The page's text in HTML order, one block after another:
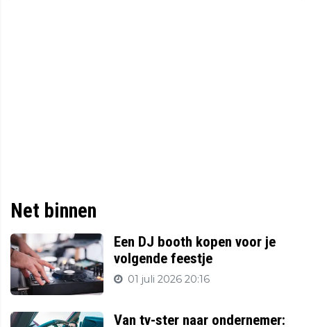
Net binnen
Een DJ booth kopen voor je
volgende feestje
01 juli 2026 20:16
Van tv-ster naar ondernemer: